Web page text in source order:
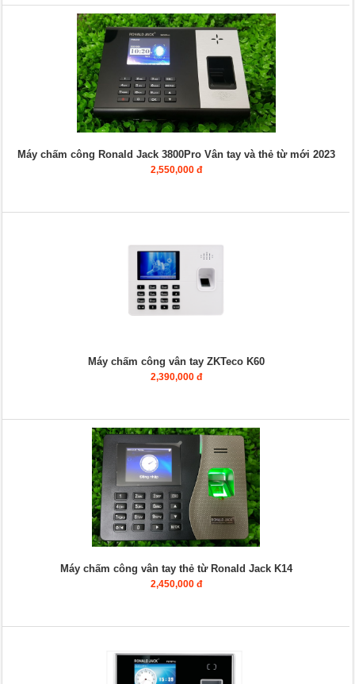
Máy chấm công Ronald Jack 3800Pro Vân tay và thẻ từ mới 2023
2,550,000 đ
Máy chấm công vân tay ZKTeco K60
2,390,000 đ
Máy chấm công vân tay thẻ từ Ronald Jack K14
2,450,000 đ